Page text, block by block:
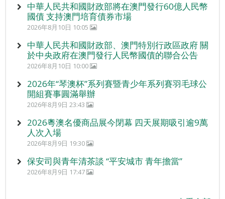
中華人民共和國財政部將在澳門發行60億人民幣
國債 支持澳門培育債券市場
2026年8月10日 10:05
中華人民共和國財政部、澳門特別行政區政府 關
於中央政府在澳門發行人民幣國債的聯合公告
2026年8月10日 10:00
2026年“琴澳杯”系列賽暨青少年系列賽羽毛球公
開組賽事圓滿舉辦
2026年8月9日 23:43
2026粵澳名優商品展今閉幕 四天展期吸引逾9萬
人次入場
2026年8月9日 19:30
保安司與青年清茶談 “平安城市 青年擔當”
2026年8月9日 17:47